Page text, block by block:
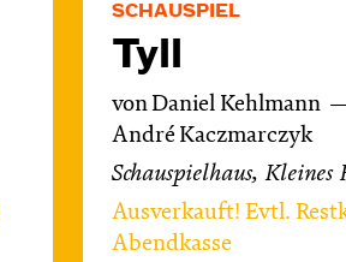
SCHAUSPIEL
Tyll
von Daniel Kehlmann
André Kaczmarczyk
Schauspielhaus, Kleines
Ausverkauft! Evtl.
Abendkasse